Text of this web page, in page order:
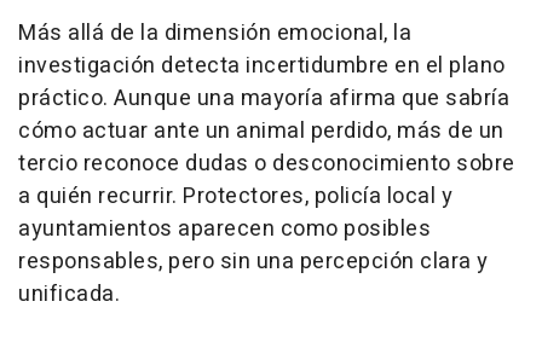
Más allá de la dimensión emocional, la
investigación detecta incertidumbre en el plano
práctico. Aunque una mayoría afirma que sabría
cómo actuar ante un animal perdido, más de un
tercio reconoce dudas o desconocimiento sobre
a quién recurrir. Protectores, policía local y
ayuntamientos aparecen como posibles
responsables, pero sin una percepción clara y
unificada.